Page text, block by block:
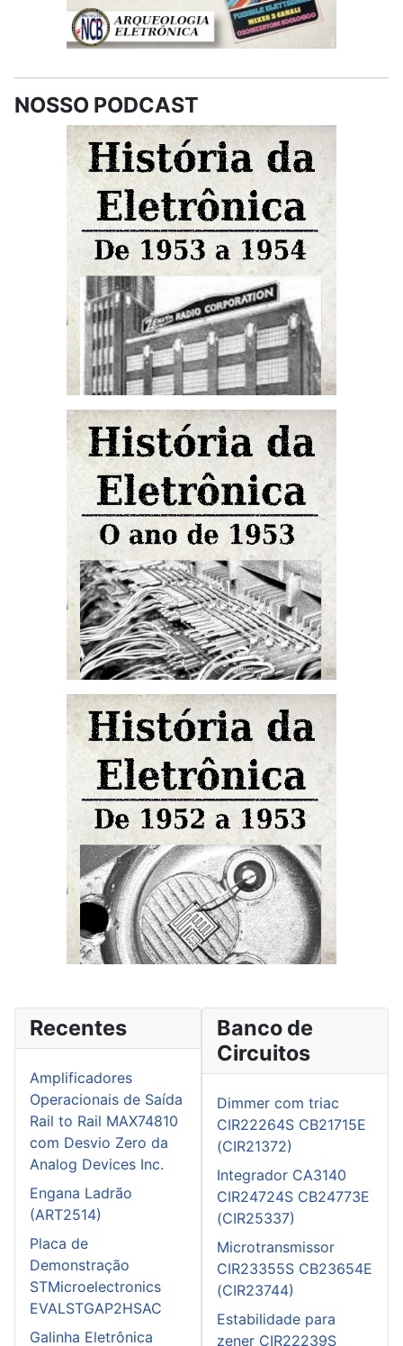
NOSSO PODCAST
Recentes
Amplificadores
Operacionais de Saída
Rail to Rail MAX74810
com Desvio Zero da
Analog Devices Inc.
Engana Ladrão
(ART2514)
Placa de
Demonstração
STMicroelectronics
EVALSTGAP2HSAC
Galinha Eletrônica
Banco de
Circuitos
Dimmer com triac
CIR22264S CB21715E
(CIR21372)
Integrador CA3140
CIR24724S CB24773E
(CIR25337)
Microtransmissor
CIR23355S CB23654E
(CIR23744)
Estabilidade para
zener CIR22239S